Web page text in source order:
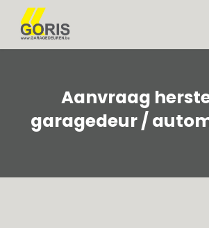
Aanvraag
garagedeur /